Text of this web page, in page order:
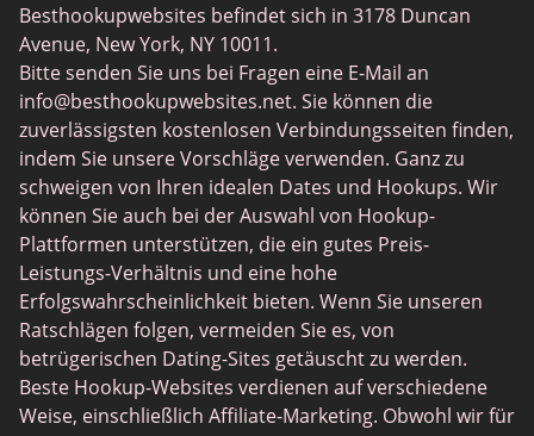
Together2Night
MyLOL
Swingtowns
Instabang
Besthookupwebsites befindet sich in 3178 Duncan
Avenue, New York, NY 10011.
Bitte senden Sie uns bei Fragen eine E-Mail an
info@besthookupwebsites.net. Sie können die
zuverlässigsten kostenlosen Verbindungsseiten finden,
indem Sie unsere Vorschläge verwenden. Ganz zu
schweigen von Ihren idealen Dates und Hookups. Wir
können Sie auch bei der Auswahl von Hookup-
Plattformen unterstützen, die ein gutes Preis-
Leistungs-Verhältnis und eine hohe
Erfolgswahrscheinlichkeit bieten. Wenn Sie unseren
Ratschlägen folgen, vermeiden Sie es, von
betrügerischen Dating-Sites getäuscht zu werden.
Beste Hookup-Websites verdienen auf verschiedene
Weise, einschließlich Affiliate-Marketing. Obwohl wir für